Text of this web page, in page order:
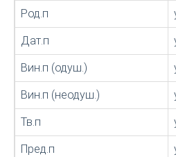
Род.п
Дат.п
Вин.п (одуш.)
Вин.п (неодуш.)
Тв.п
Пред.п